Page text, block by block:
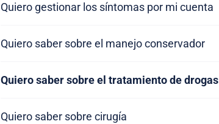
Quiero gestionar los síntomas por mi cuenta
Quiero saber sobre el manejo conservador
Quiero saber sobre el tratamiento de drogas
Quiero saber sobre cirugía